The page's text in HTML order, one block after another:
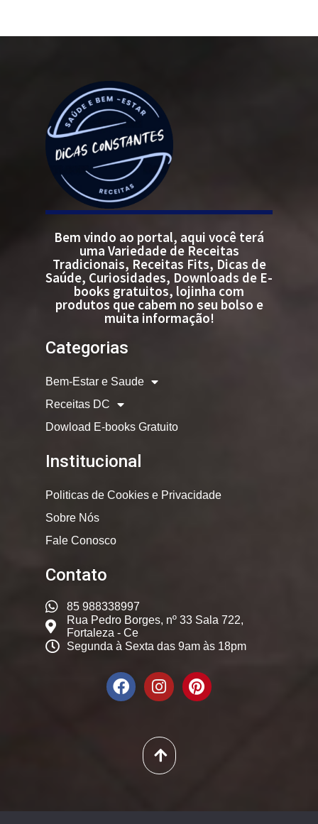
Bem vindo ao portal, aqui você terá
uma Variedade de Receitas
Tradicionais, Receitas Fits, Dicas de
Saúde, Curiosidades, Downloads de E-
books gratuitos, lojinha com
produtos que cabem no seu bolso e
muita informação!
Categorias
Bem-Estar e Saude
Receitas DC
Dowload E-books Gratuito
Institucional
Politicas de Cookies e Privacidade
Sobre Nós
Fale Conosco
Contato
85 988338997
Rua Pedro Borges, nº 33 Sala 722,
Fortaleza - Ce
Segunda à Sexta das 9am às 18pm
© 2025. Dicas Constantes,